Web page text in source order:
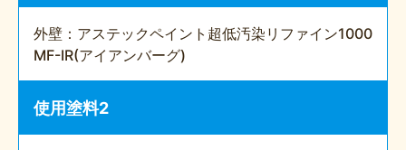
外壁：アステックペイント超低汚染リファイン1000
MF-IR(アイアンバーグ)
使用塗料2